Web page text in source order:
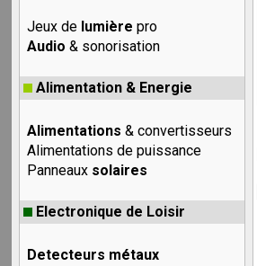
Jeux de lumière pro
Audio & sonorisation
Alimentation & Energie
Alimentations & convertisseurs
Alimentations de puissance
Panneaux solaires
Electronique de Loisir
Detecteurs métaux